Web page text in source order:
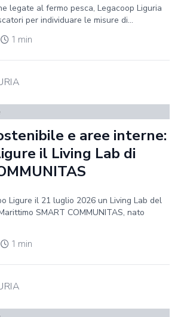
legate al fermo pesca, Legacoop Liguria
per individuare le misure di...
1 min
e aree interne:
il Living Lab di
Ligure il 21 luglio 2026 un Living Lab del
SMART COMMUNITAS, nato
1 min